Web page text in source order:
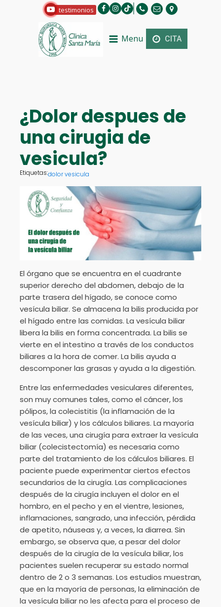
testimonios
Menu CITA
¿Dolor despues de
una cirugia de
vesicula?
Etiquetas:dolor vesicula
El órgano que se encuentra en el cuadrante
superior derecho del abdomen, debajo de la
parte trasera del hígado, se conoce como
vesícula biliar. Se almacena la bilis producida por
el hígado entre las comidas. La vesícula biliar
libera la bilis en forma concentrada. La bilis se
vierte en el intestino a través de los conductos
biliares a la hora de comer. La bilis ayuda a
descomponer las grasas y ayuda a la digestión.
Entre las enfermedades vesiculares diferentes,
son muy comunes tales, como el cáncer, los
pólipos, la colecistitis (la inflamación de la
vesícula biliar) y los cálculos biliares. La mayoría
de las veces, una cirugía para extraer la vesícula
biliar (colecistectomía) es necesaria como
parte del tratamiento de los cálculos biliares. El
paciente puede experimentar ciertos efectos
secundarios de la cirugía. Las complicaciones
después de la cirugía incluyen el dolor en el
hombro, en el pecho y en el vientre, lesiones,
inflamaciones, sangrado, una infección, pérdida
de apetito, náuseas y, a veces, la diarrea. Sin
embargo, se observa que, a pesar del dolor
después de la cirugía de la vesícula biliar, los
pacientes suelen recuperar su estado normal
dentro de 2 o 3 semanas. Los estudios muestran,
que en la mayoría de personas, la eliminación de
la vesícula biliar no les afecta para el proceso de